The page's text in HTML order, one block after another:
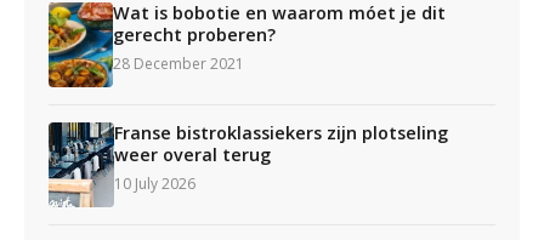
Wat is bobotie en waarom móet je dit
gerecht proberen?
28 December 2021
Franse bistroklassiekers zijn plotseling
weer overal terug
10 July 2026